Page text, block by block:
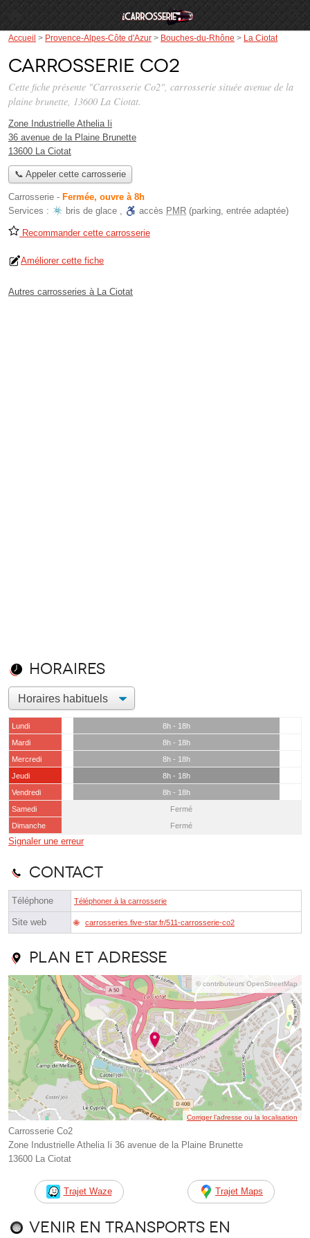
Accueil > Provence-Alpes-Côte d'Azur > Bouches-du-Rhône > La Ciotat
Carrosserie Co2
Cette fiche présente "Carrosserie Co2", carrosserie située avenue de la
plaine brunette, 13600 La Ciotat.
Zone Industrielle Athelia Ii
36 avenue de la Plaine Brunette
13600 La Ciotat
📞 Appeler cette carrosserie
Carrosserie - Fermée, ouvre à 8h
Services :
bris de glace , accès PMR (parking, entrée adaptée)
Recommander cette carrosserie
Améliorer cette fiche
Autres carrosseries à La Ciotat
Horaires
Lundi
8h - 18h
Mardi
8h - 18h
Mercredi
8h - 18h
Jeudi
8h - 18h
Vendredi
8h - 18h
Samedi
Fermé
Dimanche
Fermé
Signaler une erreur
Contact
Téléphone Téléphoner à la carrosserie
Site web carrosseries.five-star.fr/511-carrosserie-co2
Plan et adresse
© contributeurs OpenStreetMap
Corriger l’adresse ou la localisation
Carrosserie Co2
Zone Industrielle Athelia Ii 36 avenue de la Plaine Brunette
13600 La Ciotat
Trajet Waze Trajet Maps
Venir en transports en